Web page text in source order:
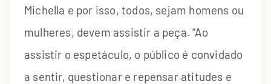
Michella e por isso, todos, sejam homens ou
mulheres, devem assistir a peça. “Ao
assistir o espetáculo, o público é convidado
a sentir, questionar e repensar atitudes e